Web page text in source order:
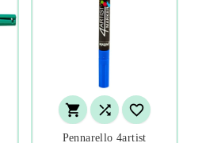
  
Pennarello 4artist